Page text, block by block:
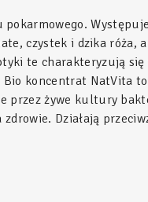
pokarmowego.
czystek i dzika róża,
te charakteryzują
Bio koncentrat NatVita
przez żywe kultury
Działają